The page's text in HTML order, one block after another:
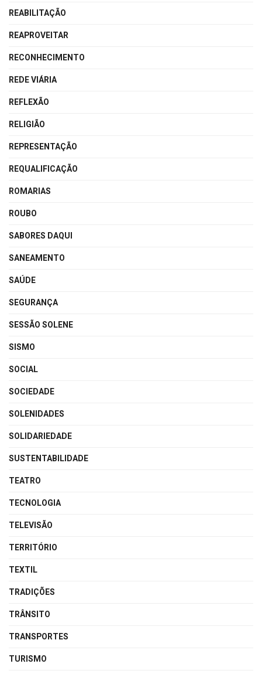
REABILITAÇÃO
REAPROVEITAR
RECONHECIMENTO
REDE VIÁRIA
REFLEXÃO
RELIGIÃO
REPRESENTAÇÃO
REQUALIFICAÇÃO
ROMARIAS
ROUBO
SABORES DAQUI
SANEAMENTO
SAÚDE
SEGURANÇA
SESSÃO SOLENE
SISMO
SOCIAL
SOCIEDADE
SOLENIDADES
SOLIDARIEDADE
SUSTENTABILIDADE
TEATRO
TECNOLOGIA
TELEVISÃO
TERRITÓRIO
TEXTIL
TRADIÇÕES
TRÂNSITO
TRANSPORTES
TURISMO